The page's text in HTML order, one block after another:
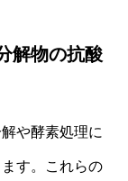
解物の抗酸
や酵素処理に
す。これらの